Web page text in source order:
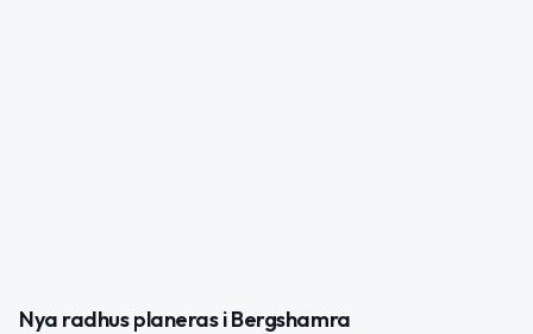
Nya radhus planeras i Bergshamra